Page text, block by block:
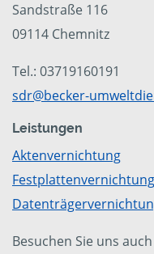
Sandstraße 116
09114 Chemnitz
Tel.: 03719160191
sdr@becker-
Leistungen
Aktenvernichtung
Festplattenvernichtung
Besuchen Sie uns